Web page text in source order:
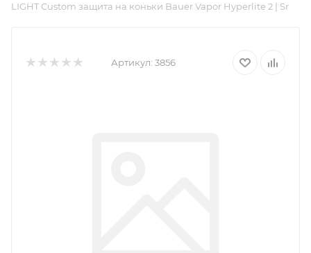
LIGHT Custom защита на коньки Bauer Vapor Hyperlite 2 | Sr
Артикул: 3856